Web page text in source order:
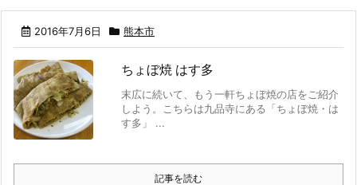
2016年7月6日 熊本市
ちょぼ焼 はす多
末広に続いて、もう一軒ちょぼ焼の店をご紹介
しよう。こちらは九品寺にある「ちょぼ焼・は
す多」 ...
記事を読む